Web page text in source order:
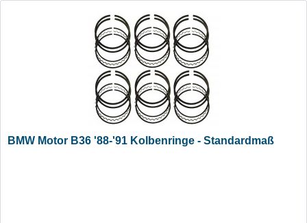
BMW Motor B36 '88-'91 Kolbenringe - Standardmaß